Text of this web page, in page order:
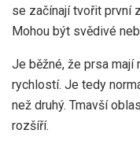
se začínají tvořit první
Mohou být svědivé
Je běžné, že prsa
rychlostí. Je tedy
než druhý. Tmavší
rozšíří.